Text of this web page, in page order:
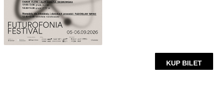
KUP BILET